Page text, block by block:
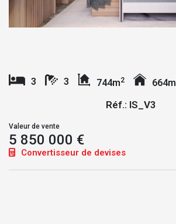
3 3 744m2 664m
Réf.: IS_V3
Valeur de vente
5 850 000 €
Convertisseur de devises